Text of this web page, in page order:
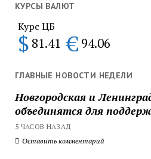
КУРСЫ ВАЛЮТ
Курс ЦБ
$ 81.41 € 94.06
ГЛАВНЫЕ НОВОСТИ НЕДЕЛИ
Новгородская и
объединятся для
5 ЧАСОВ НАЗАД
Оставить комментарий